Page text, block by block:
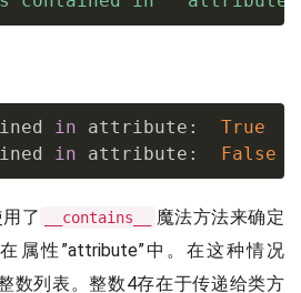
in attribute :
True
in attribute : False
了 __contains__
魔法方法来确定
属性”attribute”中。在这种情况
数列表。整数4存在于传递给类方